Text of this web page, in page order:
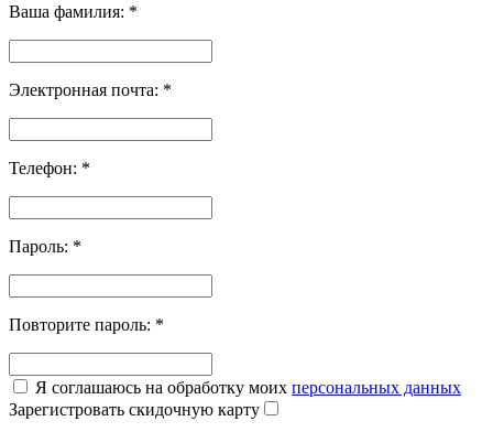
Ваша фамилия: *
Электронная почта: *
Телефон: *
Пароль: *
Повторите пароль: *
Я соглашаюсь на обработку моих персональных данных
Зарегистровать скидочную карту